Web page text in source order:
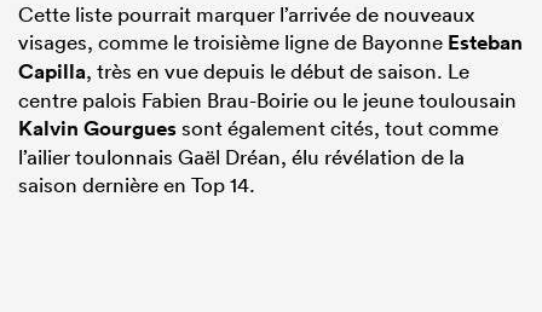
Cette liste pourrait marquer l’arrivée de nouveaux
visages, comme le troisième ligne de Bayonne Esteban
Capilla, très en vue depuis le début de saison. Le
centre palois Fabien Brau-Boirie ou le jeune toulousain
Kalvin Gourguessont également cités, tout comme
l’ailier toulonnais Gaël Dréan, élu révélation de la
saison dernière en Top 14.